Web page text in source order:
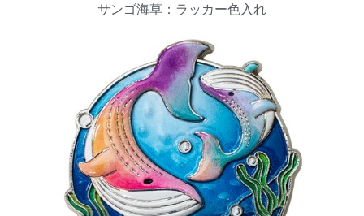
サンゴ海草：ラッカー色入れ